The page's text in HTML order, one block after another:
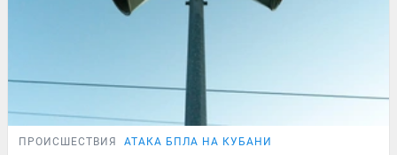
ПРОИСШЕСТВИЯ АТАКА БПЛА НА КУБАНИ